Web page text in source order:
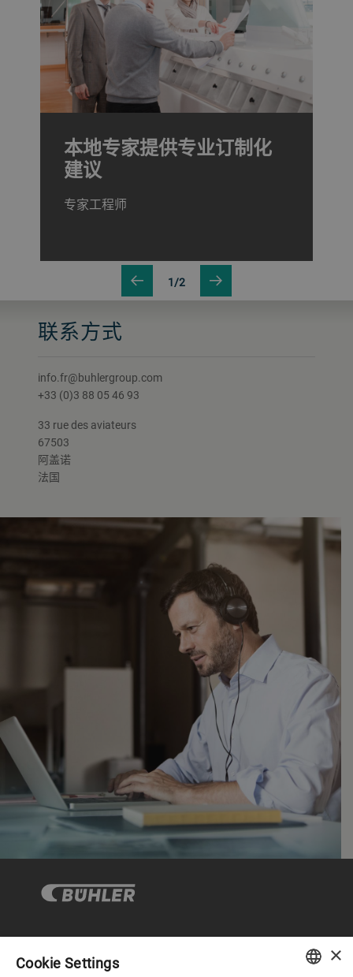
本地专家提供专业订制化
建议
专家工程师
1/2
联系方式
info.fr@buhlergroup.com
+33 (0)3 88 05 46 93
33 rue des aviateurs
67503
阿盖诺
法国
企业与合规 ×
Cookie Settings